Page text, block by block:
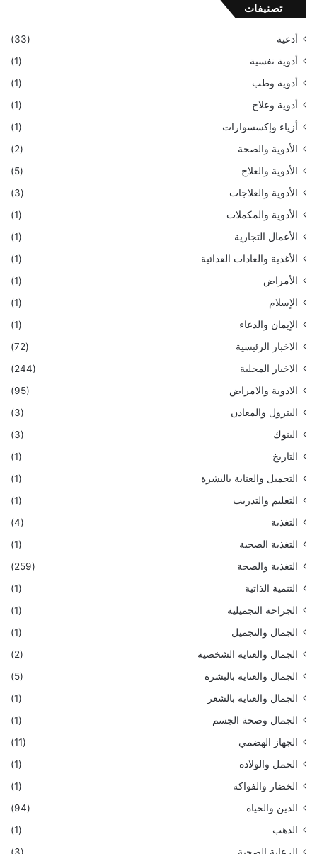
تصنيفات
أدعية
(33)
أدوية نفسية
(1)
أدوية وطب
(1)
أدوية وعلاج
(1)
أزياء وإكسسوارات
(1)
الأدوية والصحة
(2)
الأدوية والعلاج
(5)
الأدوية والعلاجات
(3)
الأدوية والمكملات
(1)
الأعمال التجارية
(1)
الأغذية والعادات الغذائية
(1)
الأمراض
(1)
الإسلام
(1)
الإيمان والدعاء
(1)
الاخبار الرئيسية
(72)
الاخبار المحلية
(244)
الادوية والامراض
(95)
البترول والمعادن
(3)
البنوك
(3)
التاريخ
(1)
التجميل والعناية بالبشرة
(1)
التعليم والتدريب
(1)
التغذية
(4)
التغذية الصحية
(1)
التغذية والصحة
(259)
التنمية الذاتية
(1)
الجراحة التجميلية
(1)
الجمال والتجميل
(1)
الجمال والعناية الشخصية
(2)
الجمال والعناية بالبشرة
(5)
الجمال والعناية بالشعر
(1)
الجمال وصحة الجسم
(1)
الجهاز الهضمي
(11)
الحمل والولادة
(1)
الخضار والفواكه
(1)
الدين والحياة
(94)
الذهب
(1)
الرعاية الصحية
(3)